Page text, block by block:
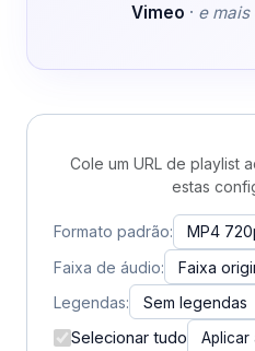
Vimeo · e mais
Cole um URL de playlist
estas
Formato padrão:
Faixa de áudio:
Legendas:
Selecionar tudo Aplicar